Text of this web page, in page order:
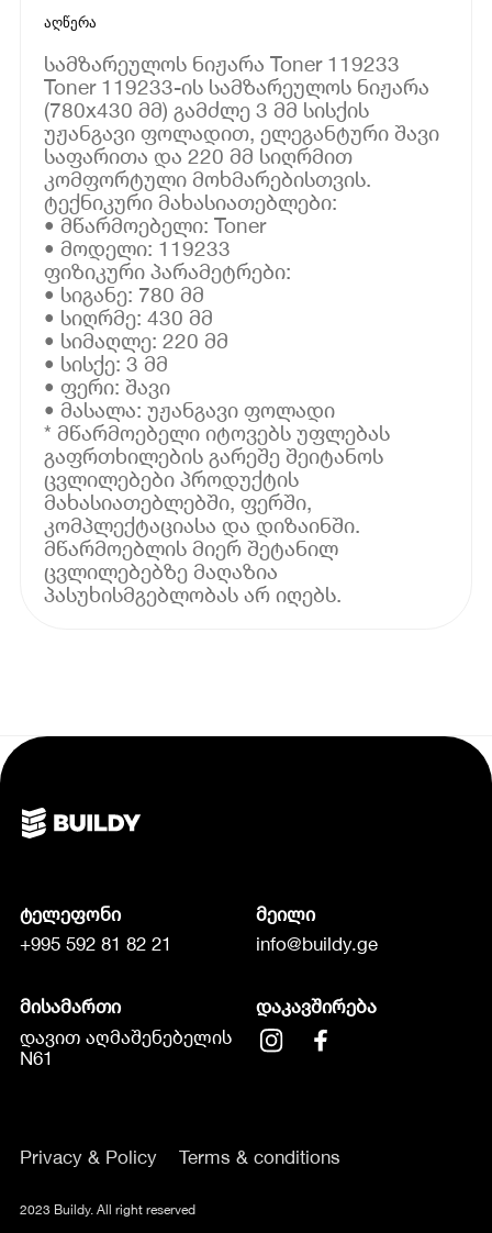
აღწერა
სამზარეულოს ნიჟარა Toner 119233
Toner 119233-ის სამზარეულოს ნიჟარა
(780x430 მმ) გამძლე 3 მმ სისქის
უჟანგავი ფოლადით, ელეგანტური შავი
საფარითა და 220 მმ სიღრმით
კომფორტული მოხმარებისთვის.
ტექნიკური მახასიათებლები:
• მწარმოებელი: Toner
• მოდელი: 119233
ფიზიკური პარამეტრები:
• სიგანე: 780 მმ
• სიღრმე: 430 მმ
• სიმაღლე: 220 მმ
• სისქე: 3 მმ
• ფერი: შავი
• მასალა: უჟანგავი ფოლადი
* მწარმოებელი იტოვებს უფლებას
გაფრთხილების გარეშე შეიტანოს
ცვლილებები პროდუქტის
მახასიათებლებში, ფერში,
კომპლექტაციასა და დიზაინში.
მწარმოებლის მიერ შეტანილ
ცვლილებებზე მაღაზია
პასუხისმგებლობას არ იღებს.
ტელეფონი
+995 592 81 82 21
მეილი
info@buildy.ge
მისამართი
დავით აღმაშენებელის
N61
დაკავშირება
Privacy & Policy Terms & conditions
2023 Buildy. All right reserved